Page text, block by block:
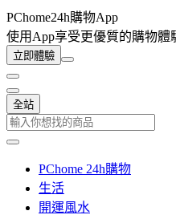
PChome24h購物App
使用App享受更優質的購物體
立即體驗
全站
PChome 24h購物
生活
開運風水